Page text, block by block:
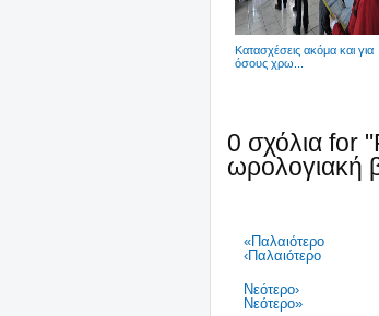
Κατασχέσεις ακόμα και για
όσους χρω...
0 σχόλια for
ωρολογιακή
«Παλαιότερο
‹Παλαιότερο
Νεότερο›
Νεότερο»